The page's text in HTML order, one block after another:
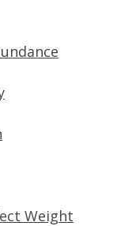
Weight